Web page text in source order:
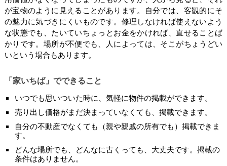
が宝物のように見えることがあります。自分では、客観的にそ
の魅力に気づきにくいものです。修理しなければ使えないよう
な状態でも、たいていちょっとお金をかければ、直せることば
かりです。場所が不便でも、人によっては、そこがちょうどい
いという場合もあります。
「家いちば」でできること
いつでも思いついた時に、気軽に物件の掲載ができます。
売り出し価格がまだ決まっていなくても、掲載できます。
自分の不動産でなくても（親や親戚の所有でも）掲載できま
す。
どんな場所でも、どんなに古くっても、大丈夫です。掲載の
条件はありません。